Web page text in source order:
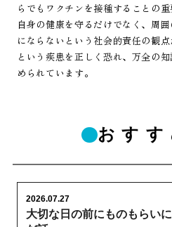
らでもワクチンを接種することの
自身の健康を守るだけでなく、周
にならないという社会的責任の観
という疾患を正しく恐れ、万全の
められています。
おすす
大切な日の前にものもらい
2026.07.27